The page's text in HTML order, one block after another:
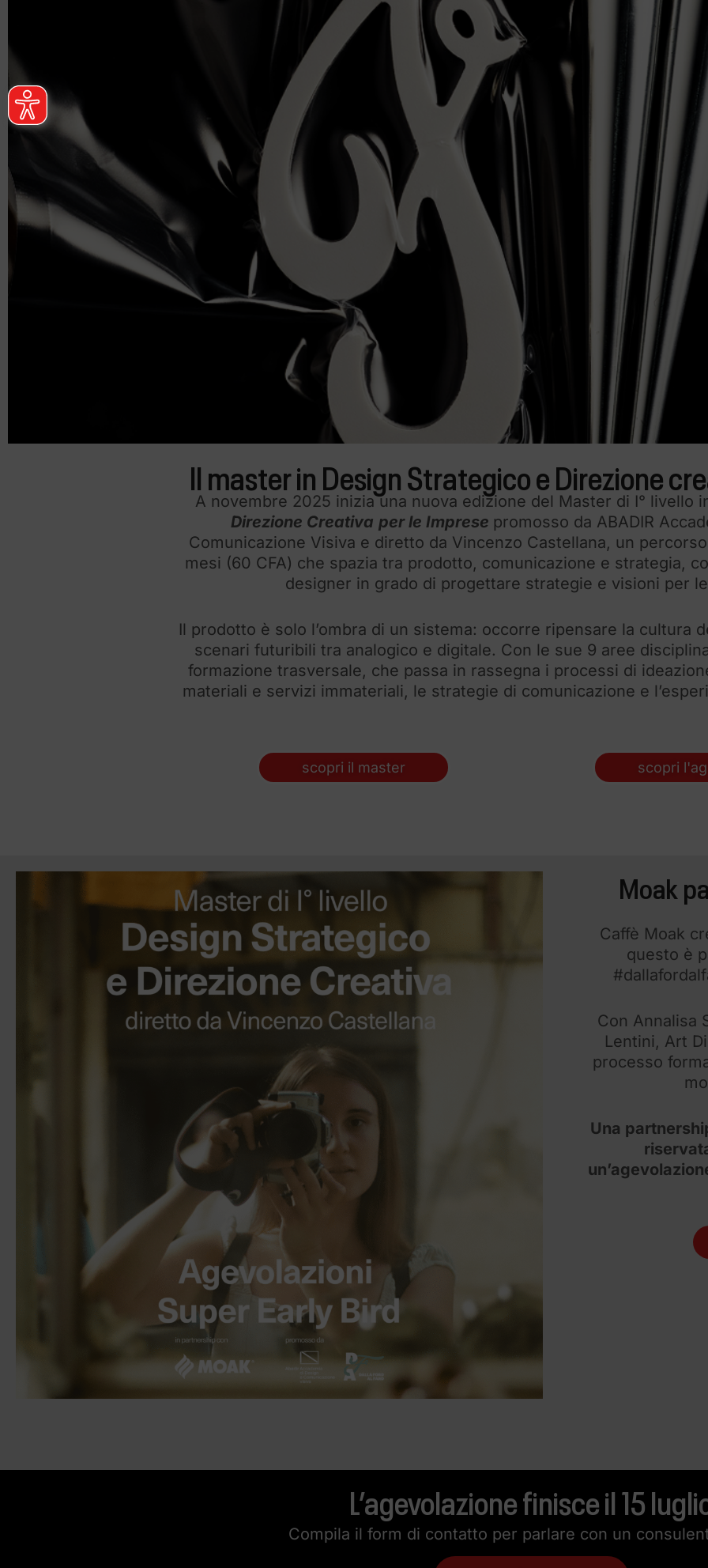
Il master in Design Strategico e Direzione
A novembre 2025 inizia una nuova edizione del Master di I° livello
Direzione Creativa per le Imprese promosso da ABADIR
Comunicazione Visiva e diretto da Vincenzo Castellana, un
mesi (60 CFA) che spazia tra prodotto, comunicazione e strategia,
designer in grado di progettare strategie e visioni per
Il prodotto è solo l’ombra di un sistema: occorre ripensare la cultura
scenari futuribili tra analogico e digitale. Con le sue 9 aree
formazione trasversale, che passa in rassegna i processi di
materiali e servizi immateriali, le strategie di comunicazione e
scopri il master scopri
Moak
Caffè Moak
questo è
Con Annalisa
Lentini, Art
processo
Una
L’agevolazione finisce il 15
Compila il form di contatto per parlare con un